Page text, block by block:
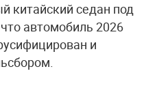
китайский седан под
автомобиль 2026
и